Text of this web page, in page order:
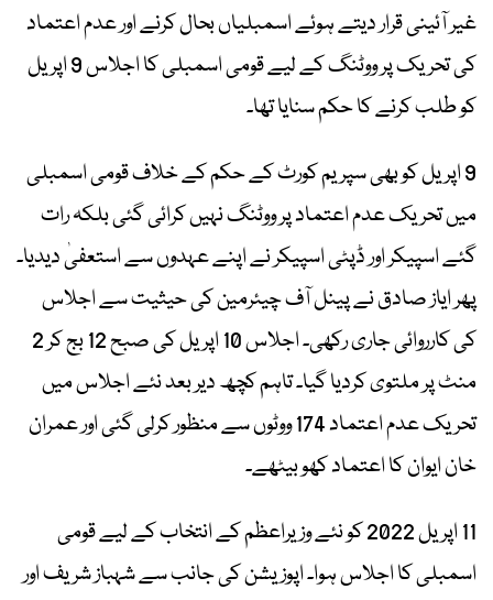
غیر آئینی قرار دیتے ہوئے اسمبلیاں بحال کرنے اور عدم اعتماد
کی تحریک پر ووٹنگ کے لیے قومی اسمبلی کا اجلاس 9 اپریل
کو طلب کرنے کا حکم سنایا تھا۔
9 اپریل کو بھی سپریم کورٹ کے حکم کے خلاف قومی اسمبلی
میں تحریک عدم اعتماد پر ووٹنگ نہیں کرائی گئی بلکہ رات
گئے اسپیکر اور ڈپٹی اسپیکر نے اپنے عہدوں سے استعفیٰ دیدیا۔
پھر ایاز صادق نے پینل آف چیئرمین کی حیثیت سے اجلاس
کی کارروائی جاری رکھی۔ اجلاس 10 اپریل کی صبح 12 بج کر 2
منٹ پر ملتوی کردیا گیا۔ تاہم کچھ دیر بعد نئے اجلاس میں
تحریک عدم اعتماد 174 ووٹوں سے منظور کرلی گئی اور عمران
خان ایوان کا اعتماد کھو بیٹھے۔
11 اپریل 2022 کو نئے وزیراعظم کے انتخاب کے لیے قومی
اسمبلی کا اجلاس ہوا۔ اپوزیشن کی جانب سے شہباز شریف اور